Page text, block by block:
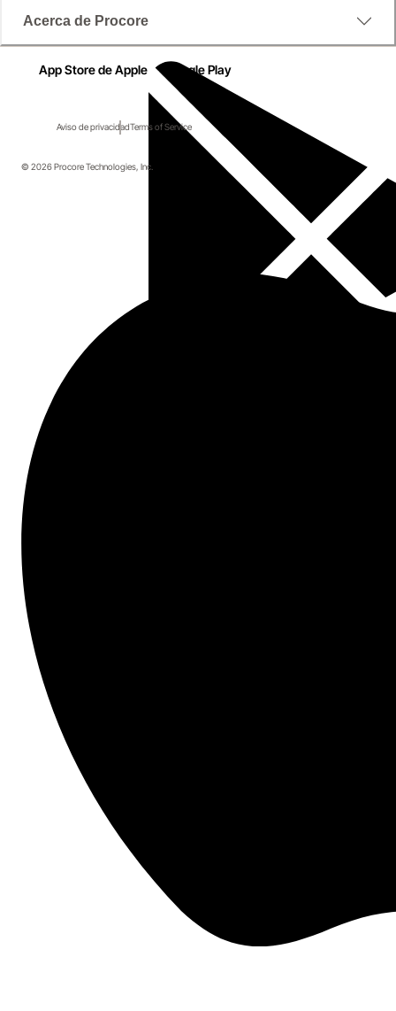
Acerca de Procore
App Store de Apple Google Play
Aviso de privacidadTerms of Service
© 2026 Procore Technologies, Inc.